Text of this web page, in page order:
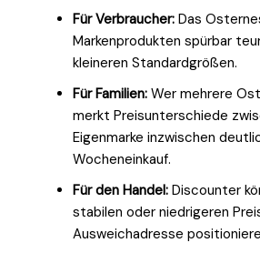
Für Verbraucher: Das
Markenprodukten spürbar
kleineren Standardgrößen.
Für Familien: Wer mehrere
merkt Preisunterschiede
Eigenmarke inzwischen
Wocheneinkauf.
Für den Handel: Discounter
stabilen oder niedrigeren
Ausweichadresse